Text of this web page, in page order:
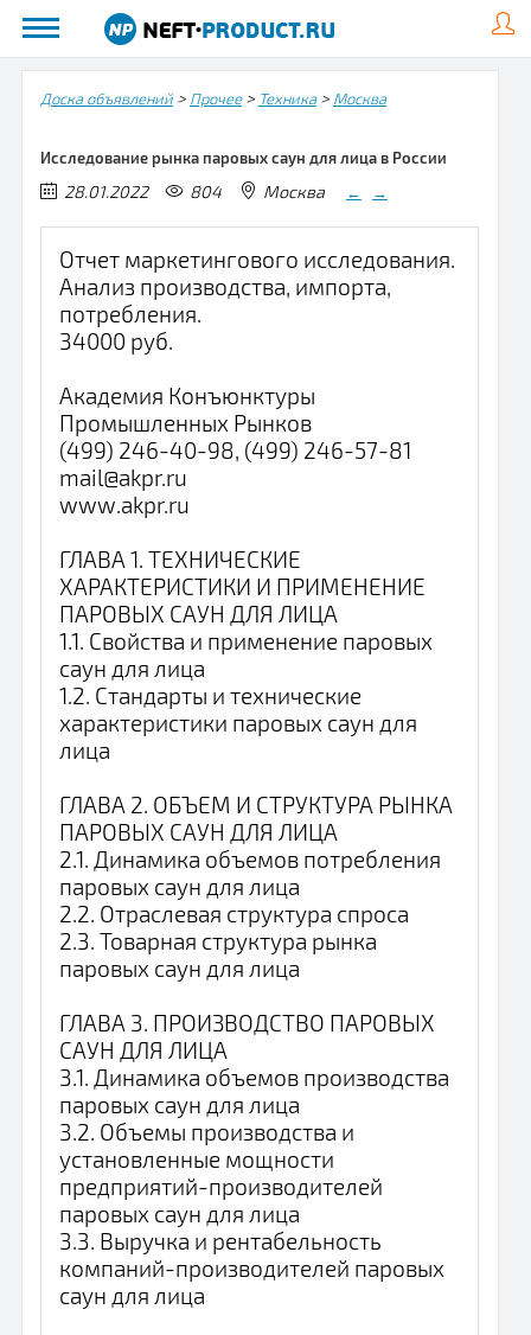
Доска объявлений> Прочее> Техника> Москва
Исследование рынка паровых саун для лица в России
28.01.2022 804 Москва ← →
Отчет маркетингового исследования.
Анализ производства, импорта,
потребления.
34000 руб.
Академия Конъюнктуры
Промышленных Рынков
(499) 246-40-98, (499) 246-57-81
mail@akpr.ru
www.akpr.ru
ГЛАВА 1. ТЕХНИЧЕСКИЕ
ХАРАКТЕРИСТИКИ И ПРИМЕНЕНИЕ
ПАРОВЫХ САУН ДЛЯ ЛИЦА
1.1. Свойства и применение паровых
саун для лица
1.2. Стандарты и технические
характеристики паровых саун для
лица
ГЛАВА 2. ОБЪЕМ И СТРУКТУРА РЫНКА
ПАРОВЫХ САУН ДЛЯ ЛИЦА
2.1. Динамика объемов потребления
паровых саун для лица
2.2. Отраслевая структура спроса
2.3. Товарная структура рынка
паровых саун для лица
ГЛАВА 3. ПРОИЗВОДСТВО ПАРОВЫХ
САУН ДЛЯ ЛИЦА
3.1. Динамика объемов производства
паровых саун для лица
3.2. Объемы производства и
установленные мощности
предприятий-производителей
паровых саун для лица
3.3. Выручка и рентабельность
компаний-производителей паровых
саун для лица